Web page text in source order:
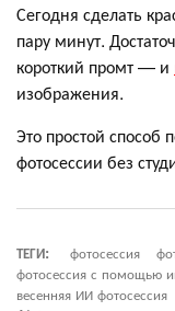
Сегодня сделать
пару минут.
короткий промт — и
изображения.
Это простой способ
фотосессии без
ТЕГИ: фотосессия
фотосессия с помощью
весенняя ИИ фотосессия